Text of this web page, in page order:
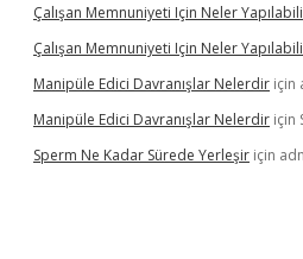
Çalışan Memnuniyeti Için Neler
Çalışan Memnuniyeti Için Neler
Manipüle Edici Davranışlar Nelerdir için
Manipüle Edici Davranışlar Nelerdir için
Sperm Ne Kadar Sürede Yerleşir için